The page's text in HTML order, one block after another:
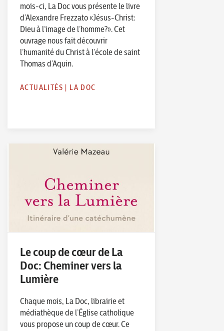
mois-ci, La Doc vous présente le livre
d’Alexandre Frezzato «Jésus-Christ:
Dieu à l’image de l’homme?». Cet
ouvrage nous fait découvrir
l’humanité du Christ à l’école de saint
Thomas d’Aquin.
ACTUALITÉS | LA DOC
Le coup de cœur de La
Doc: Cheminer vers la
Lumière
Chaque mois, La Doc, librairie et
médiathèque de l’Église catholique
vous propose un coup de cœur. Ce